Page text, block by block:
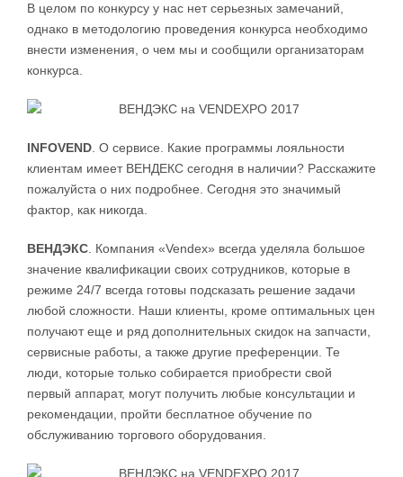
В целом по конкурсу у нас нет серьезных замечаний,
однако в методологию проведения конкурса необходимо
внести изменения, о чем мы и сообщили организаторам
конкурса.
INFOVEND . О сервисе. Какие программы лояльности
клиентам имеет ВЕНДЕКС сегодня в наличии? Расскажите
пожалуйста о них подробнее. Сегодня это значимый
фактор, как никогда.
ВЕНДЭКС . Компания «Vendex» всегда уделяла большое
значение квалификации своих сотрудников, которые в
режиме 24/7 всегда готовы подсказать решение задачи
любой сложности. Наши клиенты, кроме оптимальных цен
получают еще и ряд дополнительных скидок на запчасти,
сервисные работы, а также другие преференции. Те
люди, которые только собирается приобрести свой
первый аппарат, могут получить любые консультации и
рекомендации, пройти бесплатное обучение по
обслуживанию торгового оборудования.